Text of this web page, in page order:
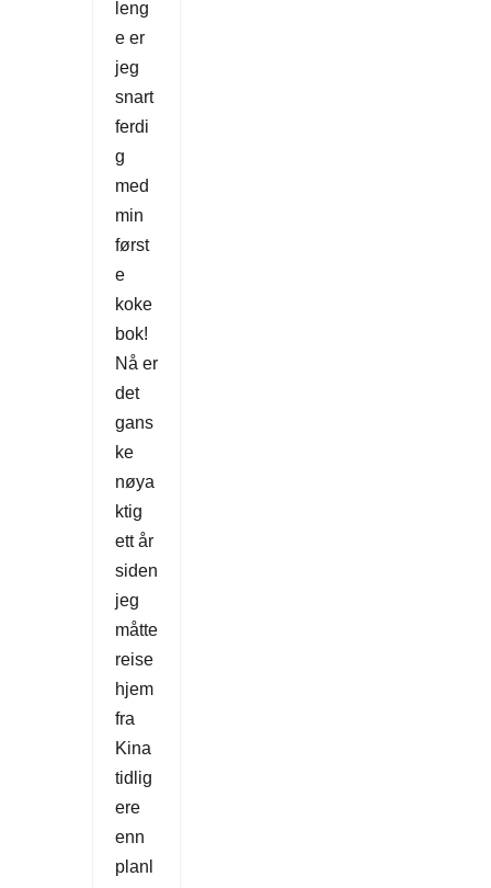
leng
e er
jeg
snart
ferdi
g
med
min
først
e
koke
bok!
Nå er
det
gans
ke
nøya
ktig
ett år
siden
jeg
måtte
reise
hjem
fra
Kina
tidlig
ere
enn
planl